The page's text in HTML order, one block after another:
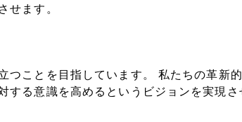
せます。
つことを目指しています。 私たちの革新
る意識を高めるというビジョンを実現さ